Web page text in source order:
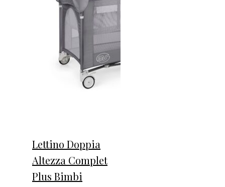
Lettino Doppia
Altezza Complet
Plus Bimbi